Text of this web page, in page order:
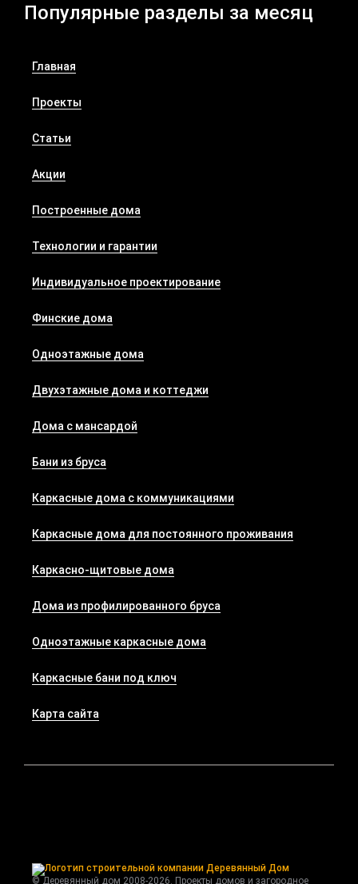
Популярные разделы за месяц
Главная
Проекты
Статьи
Акции
Построенные дома
Технологии и гарантии
Индивидуальное проектирование
Финские дома
Одноэтажные дома
Двухэтажные дома и коттеджи
Дома с мансардой
Бани из бруса
Каркасные дома с коммуникациями
Каркасные дома для постоянного проживания
Каркасно-щитовые дома
Дома из профилированного бруса
Одноэтажные каркасные дома
Каркасные бани под ключ
Карта сайта
© Деревянный дом 2008-2026. Проекты домов и загородное